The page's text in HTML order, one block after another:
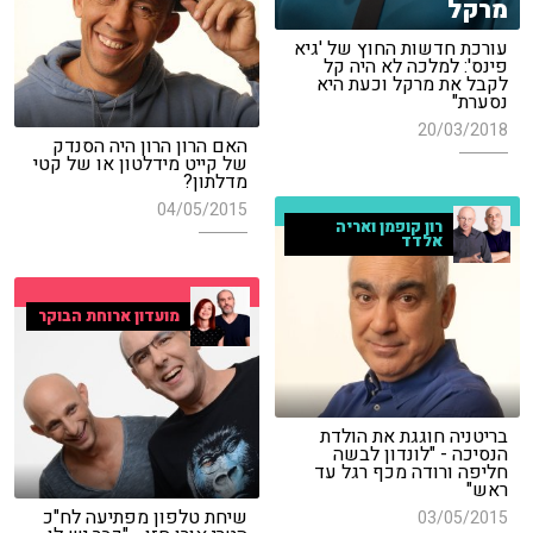
מרקל
עורכת חדשות החוץ של 'גיא
פינס': למלכה לא היה קל
לקבל את מרקל וכעת היא
נסערת"
20/03/2018
האם הרון הרון היה הסנדק
של קייט מידלטון או של קטי
מדלתון?
04/05/2015
רון קופמן ואריה
אלדד
בריטניה חוגגת את הולדת
הנסיכה - "לונדון לבשה
חליפה ורודה מכף רגל עד
ראש"
03/05/2015
מועדון ארוחת הבוקר
שיחת טלפון מפתיעה לח"כ